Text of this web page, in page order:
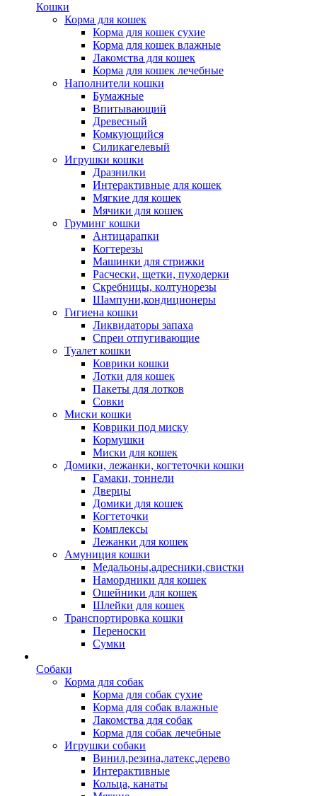
Кошки
Корма для кошек
Корма для кошек сухие
Корма для кошек влажные
Лакомства для кошек
Корма для кошек лечебные
Наполнители кошки
Бумажные
Впитывающий
Древесный
Комкующийся
Силикагелевый
Игрушки кошки
Дразнилки
Интерактивные для кошек
Мягкие для кошек
Мячики для кошек
Груминг кошки
Антицарапки
Когтерезы
Машинки для стрижки
Расчески, щетки, пуходерки
Скребницы, колтунорезы
Шампуни,кондиционеры
Гигиена кошки
Ликвидаторы запаха
Спреи отпугивающие
Туалет кошки
Коврики кошки
Лотки для кошек
Пакеты для лотков
Совки
Миски кошки
Коврики под миску
Кормушки
Миски для кошек
Домики, лежанки, когтеточки кошки
Гамаки, тоннели
Дверцы
Домики для кошек
Когтеточки
Комплексы
Лежанки для кошек
Амуниция кошки
Медальоны,адресники,свистки
Намордники для кошек
Ошейники для кошек
Шлейки для кошек
Транспортировка кошки
Переноски
Сумки
Собаки
Корма для собак
Корма для собак сухие
Корма для собак влажные
Лакомства для собак
Корма для собак лечебные
Игрушки собаки
Винил,резина,латекс,дерево
Интерактивные
Кольца, канаты